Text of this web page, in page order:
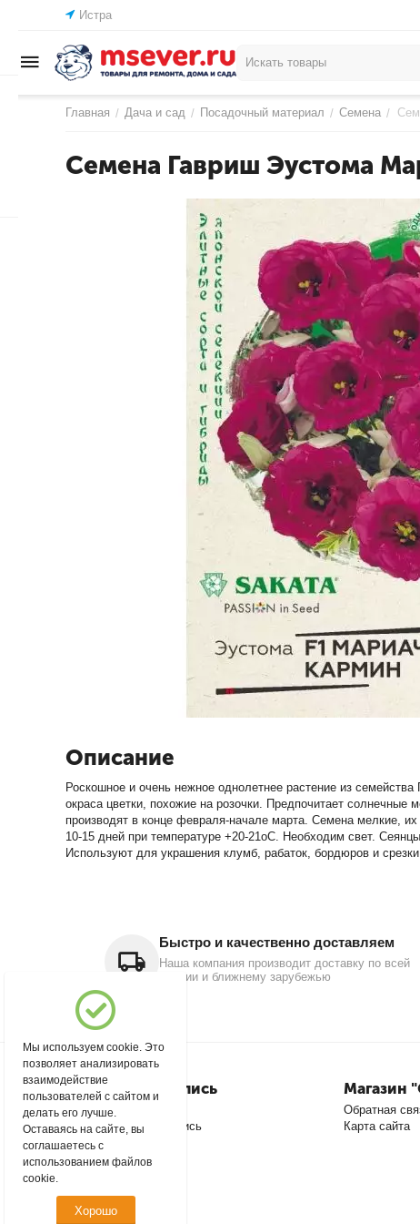
Истра
Главная / Дача и сад / Посадочный материал / Семена /
Семена Гавриш Эустома
Описание
Роскошное и очень нежное однолетнее растение из
окраса цветки, похожие на розочки. Предпочитает
производят в конце февраля-начале марта. Семена мелкие,
10-15 дней при температуре +20-21оС. Необходим свет.
Используют для украшения клумб, рабаток, бордюров и
Быстро и качественно доставляем
Наша компания производит доставку по всей
России и ближнему зарубежью
Моя учетная запись
Войти
Создать учетную запись
Магазин
Обратная
Карта сайта
Мы используем cookie. Это
позволяет анализировать
взаимодействие
пользователей с сайтом и
делать его лучше.
Оставаясь на сайте, вы
соглашаетесь с
использованием файлов
cookie.
Хорошо